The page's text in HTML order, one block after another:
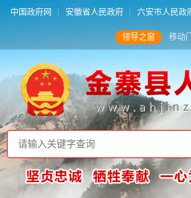
中国政府网 安徽省人民政府 六安市人民政
领导之窗 移动